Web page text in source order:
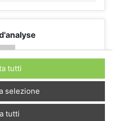
Sì
tutti
selezione
tutti